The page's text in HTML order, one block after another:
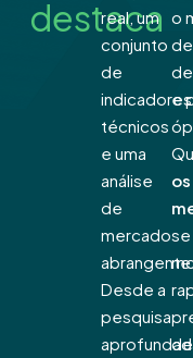
destaca
real, um
conjunto
de
indicadores
técnicos
e uma
análise
de
mercado
Desde a
pesquisa
o
de
e
os
se